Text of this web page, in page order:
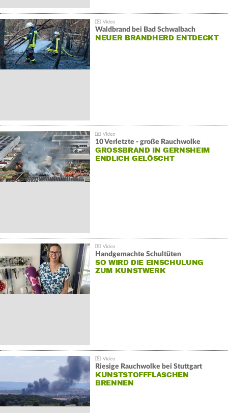
Waldbrand bei Bad Schwalbach
NEUER BRANDHERD ENTDECKT
10 Verletzte - große Rauchwolke
GROSSBRAND IN GERNSHEIM E
NDLICH GELÖSCHT
Handgemachte Schultüten
SO WIRD DIE EINSCHULUNG
ZUM KUNSTWERK
Riesige Rauchwolke bei Stuttgart
KUNSTSTOFFFLASCHEN
BRENNEN